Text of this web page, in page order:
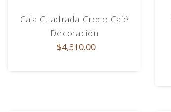
Caja Cuadrada Croco Café
Decoración
$4,310.00